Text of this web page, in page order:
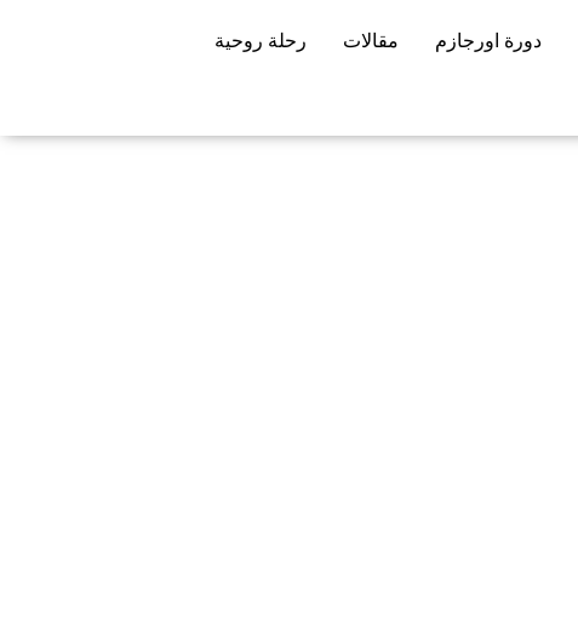
دورة اورجازم مقالات رحلة روحية